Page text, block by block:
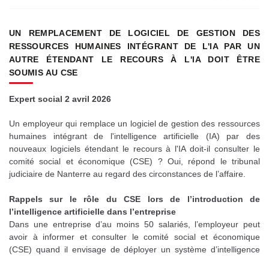
UN REMPLACEMENT DE LOGICIEL DE GESTION DES
RESSOURCES HUMAINES INTÉGRANT DE L'IA PAR UN
AUTRE ÉTENDANT LE RECOURS À L'IA DOIT ÊTRE
SOUMIS AU CSE
Expert social 2 avril 2026
Un employeur qui remplace un logiciel de gestion des ressources
humaines intégrant de l'intelligence artificielle (IA) par des
nouveaux logiciels étendant le recours à l'IA doit-il consulter le
comité social et économique (CSE) ? Oui, répond le tribunal
judiciaire de Nanterre au regard des circonstances de l’affaire.
Rappels sur le rôle du CSE lors de l’introduction de
l’intelligence artificielle dans l’entreprise
Dans une entreprise d’au moins 50 salariés, l’employeur peut
avoir à informer et consulter le comité social et économique
(CSE) quand il envisage de déployer un système d’intelligence